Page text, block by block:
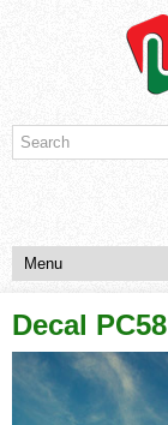
Decal PC58